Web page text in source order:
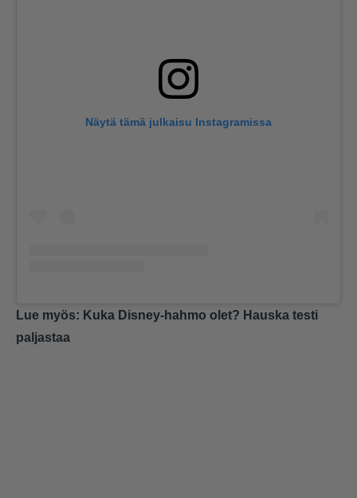
Näytä tämä julkaisu Instagramissa
Lue myös: Kuka Disney-hahmo olet? Hauska testi
paljastaa